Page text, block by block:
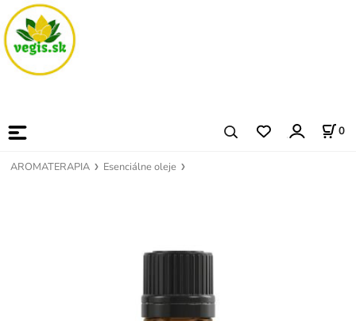
0
AROMATERAPIA Esenciálne oleje